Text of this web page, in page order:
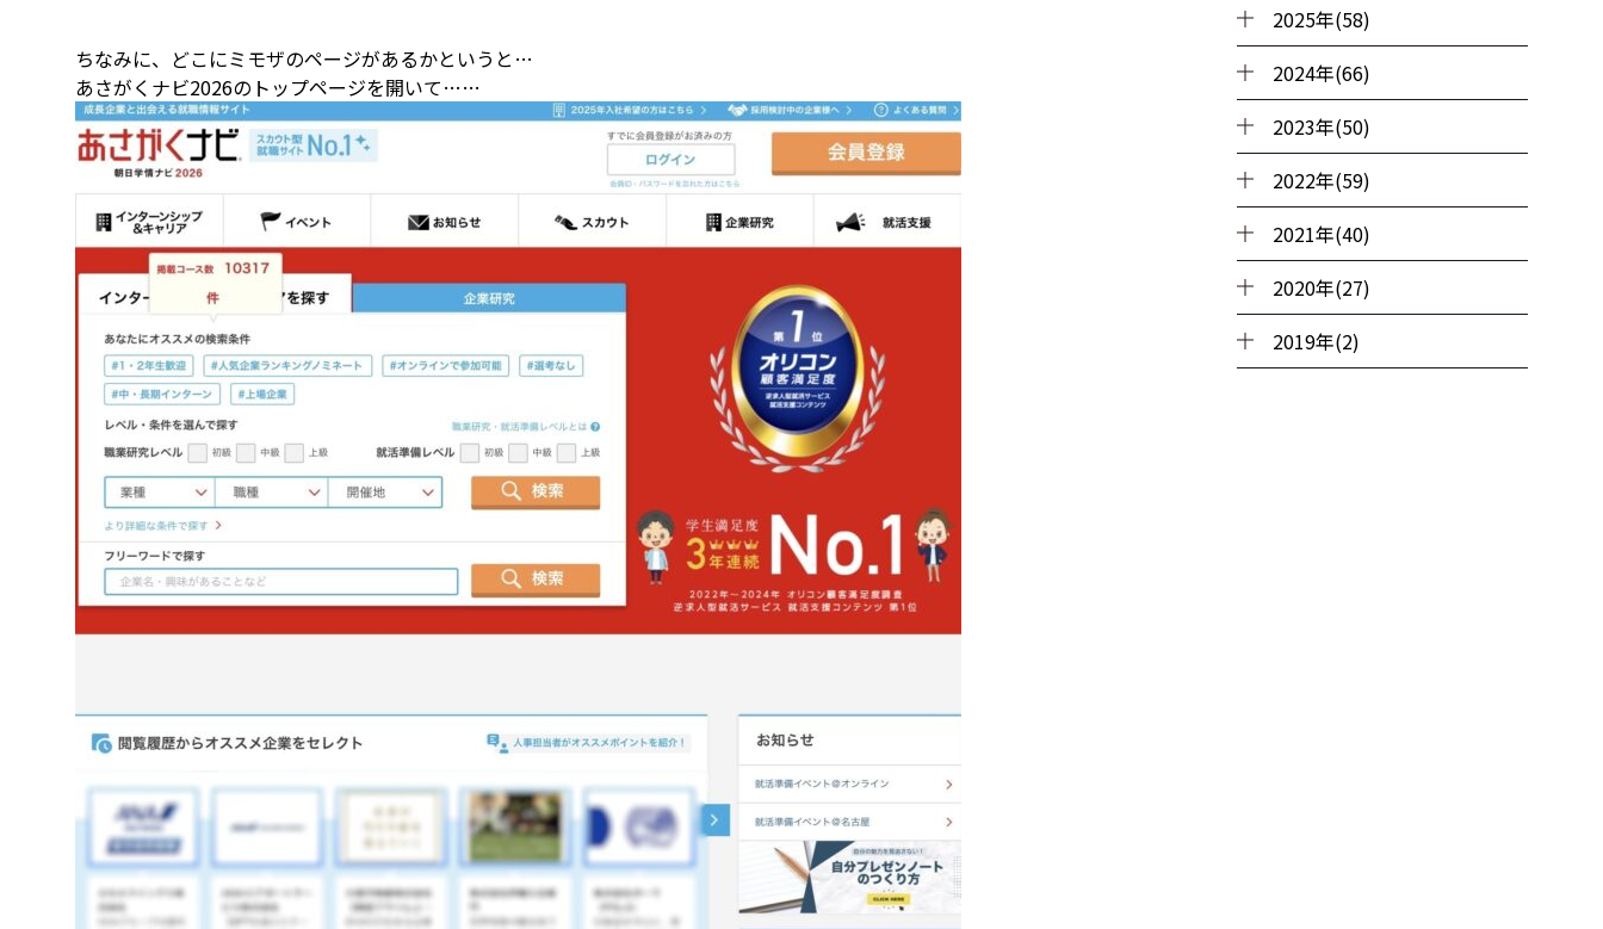
ちなみに、どこにミモザのページがあるかというと…
あさがくナビ2026のトップページを開いて……
2025年(58)
2024年(66)
2023年(50)
2022年(59)
2021年(40)
2020年(27)
2019年(2)